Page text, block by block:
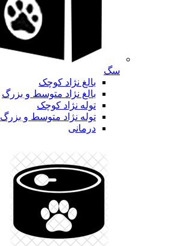
سگ
بالغ نژاد کوچک
بالغ نژاد متوسط و بزرگ
توله نژاد کوچک
توله نژاد متوسط و بزرگ
درمانی